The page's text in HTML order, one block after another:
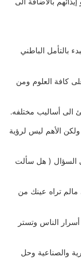
الباطني
كافة العلوم ومن
الى أساليب مختلفه.
الأهم ليس لرؤية
السؤال ( هل سألت
تراه عينك من
الناس وتستر
والصناعية وحل